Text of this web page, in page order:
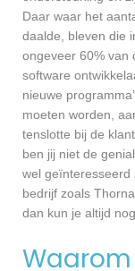
Daar waar het
daalde, bleven die
ongeveer 60% van
software
nieuwe
moeten worden,
tenslotte bij de
ben jij niet de
wel geïnteresseerd
bedrijf zoals
dan kun je altijd